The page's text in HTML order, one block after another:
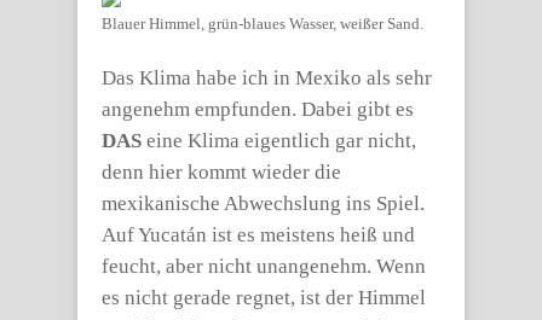
Blauer Himmel, grün-blaues Wasser, weißer Sand.
Das Klima habe ich in Mexiko als sehr
angenehm empfunden. Dabei gibt es
DAS eine Klima eigentlich gar nicht,
denn hier kommt wieder die
mexikanische Abwechslung ins Spiel.
Auf Yucatán ist es meistens heiß und
feucht, aber nicht unangenehm. Wenn
es nicht gerade regnet, ist der Himmel